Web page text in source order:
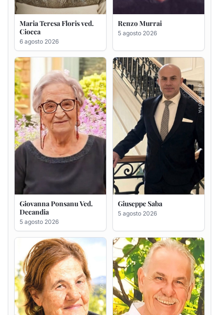
Giovanna Ponsanu Ved.
Decandia
5 agosto 2026
Giuseppe Saba
5 agosto 2026
Maria Antonietta Orrù
ved. Peddio
5 agosto 2026
Giuseppe Deiana
5 agosto 2026